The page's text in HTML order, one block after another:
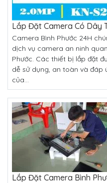
Lắp Đặt Camera Có Dây
Camera Bình Phước 24H
dịch vụ camera an ninh
Phước. Các thiết bị lắp đặt
dễ sử dụng, an toàn và đáp
của...
Lắp Đặt Camera Bình